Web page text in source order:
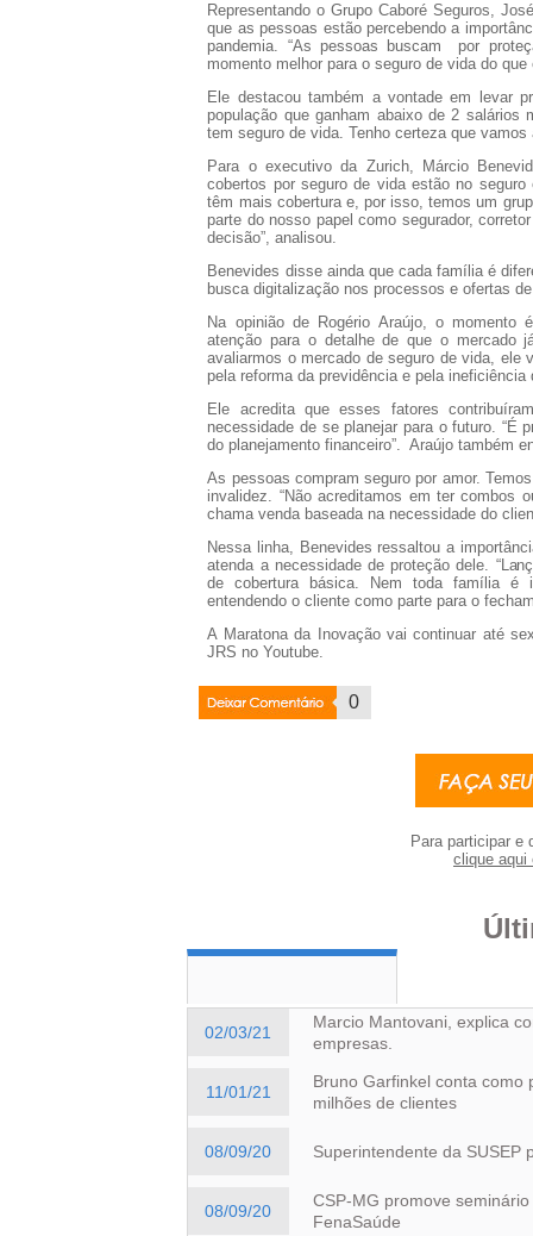
Representando o Grupo Caboré Seguros,
que as pessoas estão percebendo a
pandemia. “As pessoas buscam por
momento melhor para o seguro de vida do
Ele destacou também a vontade em levar
população que ganham abaixo de 2 salários
tem seguro de vida. Tenho certeza que
Para o executivo da Zurich, Márcio
cobertos por seguro de vida estão no seguro
têm mais cobertura e, por isso, temos um
parte do nosso papel como segurador,
decisão”, analisou.
Benevides disse ainda que cada família é
busca digitalização nos processos e ofertas
Na opinião de Rogério Araújo, o momento
atenção para o detalhe de que o mercado
avaliarmos o mercado de seguro de vida, ele
pela reforma da previdência e pela
Ele acredita que esses fatores
necessidade de se planejar para o futuro. “É
do planejamento financeiro”. Araújo também
As pessoas compram seguro por amor.
invalidez. “Não acreditamos em ter combos
chama venda baseada na necessidade do
Nessa linha, Benevides ressaltou a
atenda a necessidade de proteção dele.
de cobertura básica. Nem toda família é
entendendo o cliente como parte para o
A Maratona da Inovação vai continuar até
JRS no Youtube.
Deixar
0
Para participar e
clique aqui
02/03/21
Marcio Mantovani, explica
empresas.
11/01/21
Bruno Garfinkel conta como
milhões de clientes
08/09/20 Superintendente da SUSEP
08/09/20
CSP-MG promove
FenaSaúde